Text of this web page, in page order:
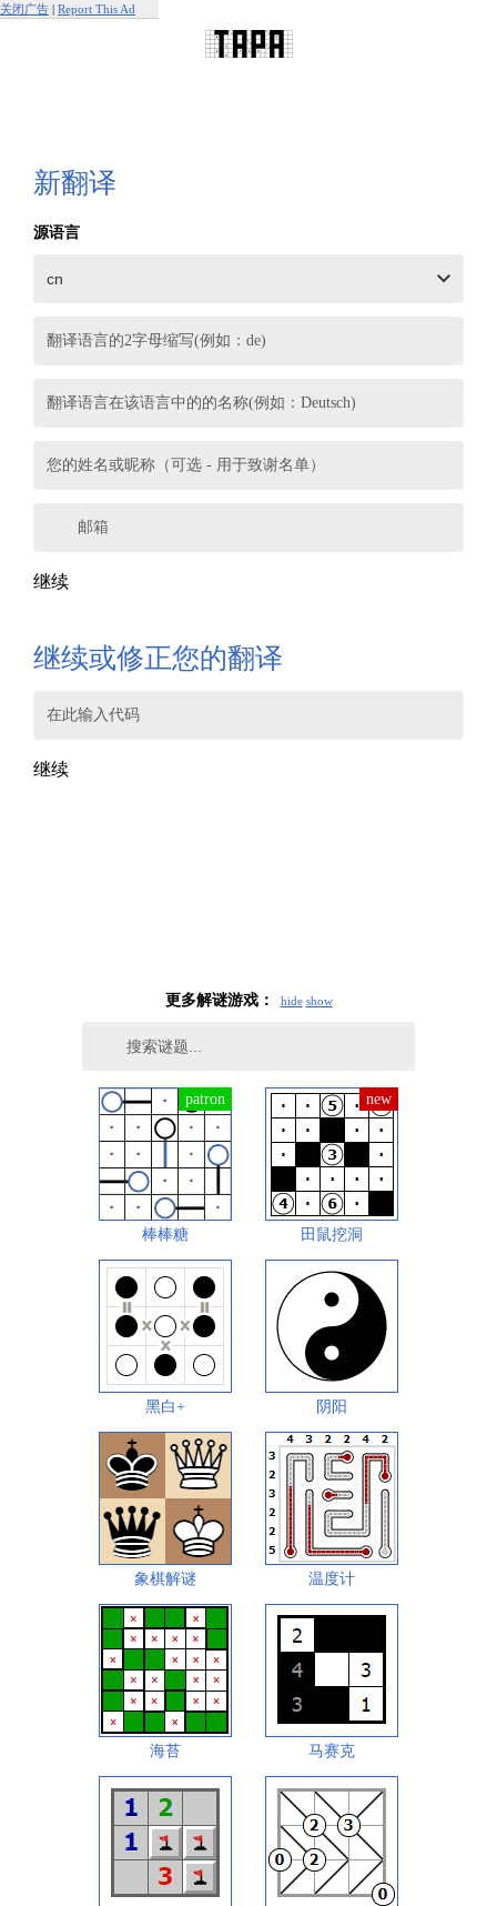
关闭广告 | Report This Ad
新翻译
源语言
翻译语言的2字母缩写(例如：de)
翻译语言在该语言中的的名称(例如：Deutsch)
您的姓名或昵称（可选 - 用于致谢名单）
邮箱
继续
继续或修正您的翻译
在此输入代码
继续
更多解谜游戏： hide show
棒棒糖 田鼠挖洞
黑白+ 阴阳
象棋解谜 温度计
海苔 马赛克